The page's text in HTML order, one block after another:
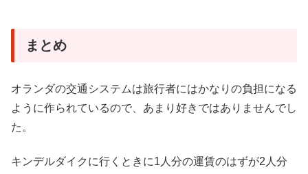
まとめ
オランダの交通システムは旅行者にはかなりの負担になる
ように作られているので、あまり好きではありませんでし
た。
キンデルダイクに行くときに1人分の運賃のはずが2人分